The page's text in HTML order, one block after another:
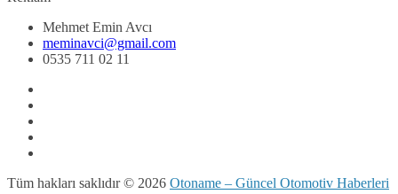
Mehmet Emin Avcı
meminavci@gmail.com
0535 711 02 11
Tüm hakları saklıdır © 2026 Otoname – Güncel Otomotiv Haberleri